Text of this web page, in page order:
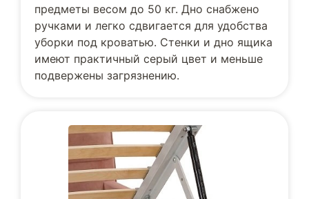
предметы весом до 50 кг. Дно снабжено
ручками и легко сдвигается для удобства
уборки под кроватью. Стенки и дно ящика
имеют практичный серый цвет и меньше
подвержены загрязнению.